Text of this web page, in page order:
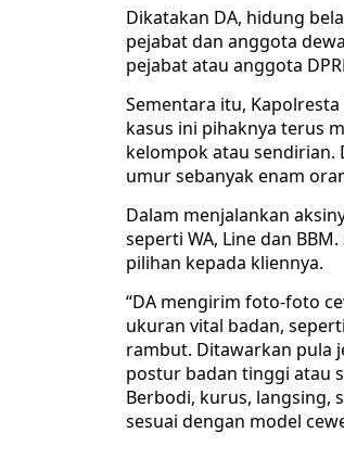
Dikatakan DA, hidung
pejabat dan anggota
pejabat atau anggota
Sementara itu,
kasus ini pihaknya terus
kelompok atau sendirian.
umur sebanyak enam
Dalam menjalankan
seperti WA, Line dan
pilihan kepada kliennya.
“DA mengirim foto-foto
ukuran vital badan,
rambut. Ditawarkan pula
postur badan tinggi atau
Berbodi, kurus, langsing,
sesuai dengan model